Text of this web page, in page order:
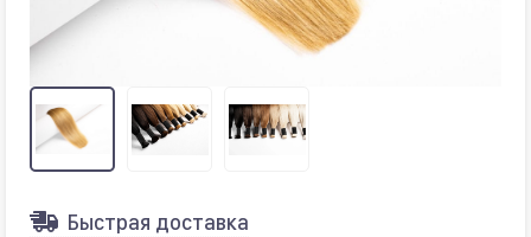
Быстрая доставка